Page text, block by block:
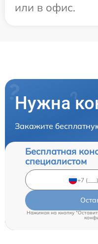
или в офис.
Нужна
Закажите
Бесплатная
специалистом
Нажимая на кнопку